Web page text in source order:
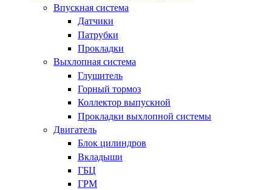
Впускная система
Датчики
Патрубки
Прокладки
Выхлопная система
Глушитель
Горный тормоз
Коллектор выпускной
Прокладки выхлопной системы
Двигатель
Блок цилиндров
Вкладыши
ГБЦ
ГРМ